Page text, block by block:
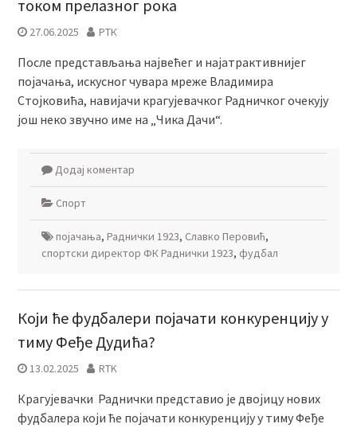
током прелазног рока
27.06.2025 РТК
После представљања највећег и најатрактивнијег
појачања, искусног чувара мреже Владимира
Стојковића, навијачи крагујевачког Радничког очекују
још неко звучно име на „Чика Дачи“.
Додај коментар
Спорт
појачања, Раднички 1923, Славко Перовић,
спортски директор ФК Раднички 1923, фудбал
Који ће фудбалери појачати конкуренцију у
тиму Феђе Дудића?
13.02.2025 RTK
Крагујевачки Раднички представио је двојицу нових
фудбалера који ће појачати конкуренцију у тиму Феђе